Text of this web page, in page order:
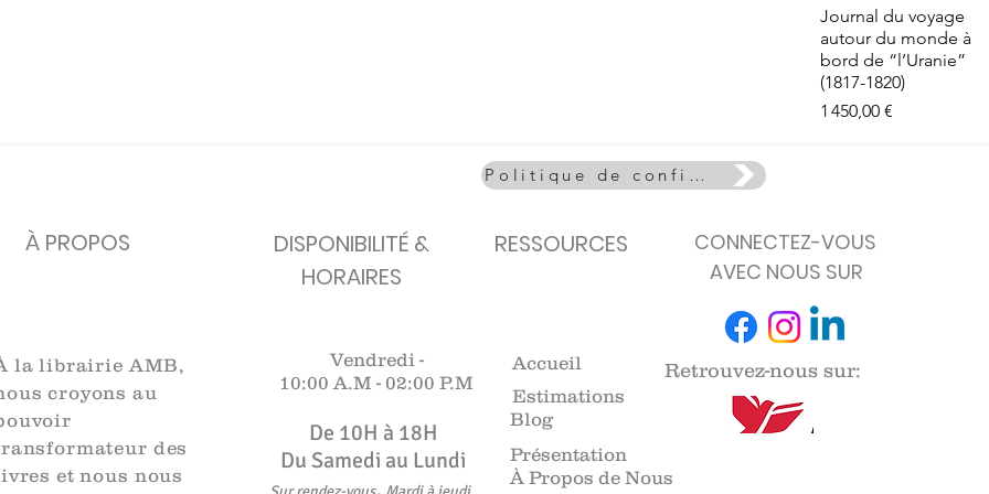
Aperçu rapide
Journal du voyage
autour du monde à
bord de “l’Uranie”
(1817-1820)
Prix
1 450,00 €
Politique de confidentialité
À PROPOS
DISPONIBILITÉ &
HORAIRES
RESSOURCES
CONNECTEZ-VOUS
AVEC NOUS SUR
la librairie AMB,
croyons au
des
et nous nous
Vendredi -
10:00 A.M - 02:00 P.M
De 10H à 18H​​​
Du Samedi au Lundi
,
Accueil
Estimations
Blog
Retrouvez-nous sur:
Présentation
À Propos de Nous